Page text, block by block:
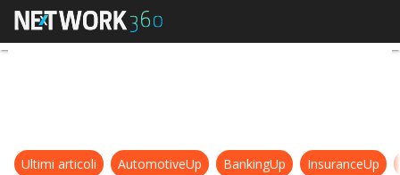
Hacker house, cosa sono e come
Ultimi articoli AutomotiveUp BankingUp InsuranceUp